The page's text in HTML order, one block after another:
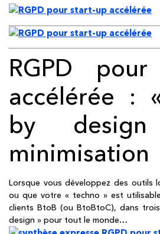
RGPD
accélérée :
by
minimisation
Lorsque vous développez des outils
ou que votre « techno » est
clients BtoB (ou BtoBtoC), dans
design » pour tout le monde…